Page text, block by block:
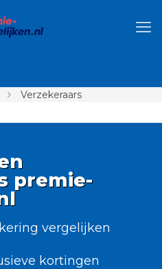
Verzekeraars
premie-
vergelijken
kortingen